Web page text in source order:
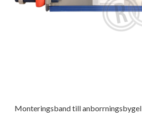
Monteringsband till anborrningsbygel